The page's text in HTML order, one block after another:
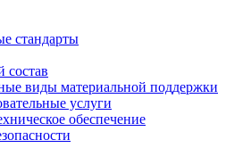
стандарты
состав
виды материальной поддержки
услуги
обеспечение